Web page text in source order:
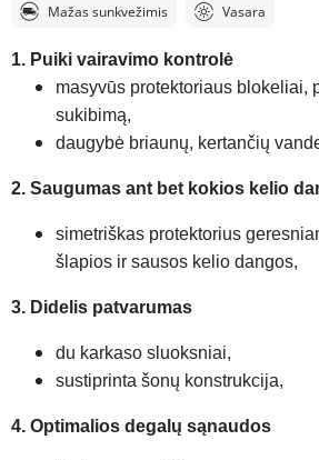
Mažas sunkvežimis Vasara
1. Puiki vairavimo kontrolė
masyvūs protektoriaus blokeliai,
sukibimą,
daugybė briaunų, kertančių
2. Saugumas ant bet kokios kelio
simetriškas protektorius
šlapios ir sausos kelio dangos,
3. Didelis patvarumas
du karkaso sluoksniai,
sustiprinta šonų konstrukcija,
4. Optimalios degalų sąnaudos